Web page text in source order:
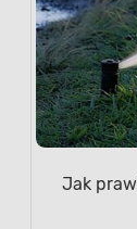
Jak